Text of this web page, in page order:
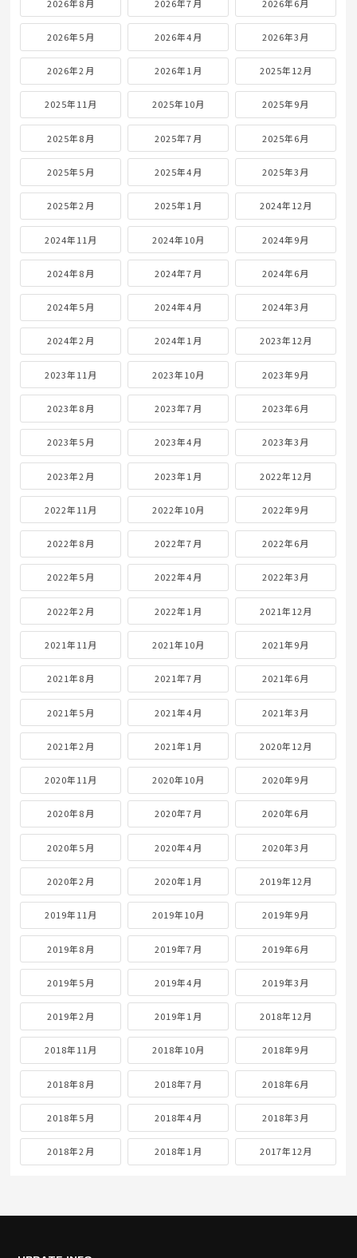
2026年8月 2026年7月 2026年6月
2026年5月 2026年4月 2026年3月
2026年2月 2026年1月 2025年12月
2025年11月 2025年10月 2025年9月
2025年8月 2025年7月 2025年6月
2025年5月 2025年4月 2025年3月
2025年2月 2025年1月 2024年12月
2024年11月 2024年10月 2024年9月
2024年8月 2024年7月 2024年6月
2024年5月 2024年4月 2024年3月
2024年2月 2024年1月 2023年12月
2023年11月 2023年10月 2023年9月
2023年8月 2023年7月 2023年6月
2023年5月 2023年4月 2023年3月
2023年2月 2023年1月 2022年12月
2022年11月 2022年10月 2022年9月
2022年8月 2022年7月 2022年6月
2022年5月 2022年4月 2022年3月
2022年2月 2022年1月 2021年12月
2021年11月 2021年10月 2021年9月
2021年8月 2021年7月 2021年6月
2021年5月 2021年4月 2021年3月
2021年2月 2021年1月 2020年12月
2020年11月 2020年10月 2020年9月
2020年8月 2020年7月 2020年6月
2020年5月 2020年4月 2020年3月
2020年2月 2020年1月 2019年12月
2019年11月 2019年10月 2019年9月
2019年8月 2019年7月 2019年6月
2019年5月 2019年4月 2019年3月
2019年2月 2019年1月 2018年12月
2018年11月 2018年10月 2018年9月
2018年8月 2018年7月 2018年6月
2018年5月 2018年4月 2018年3月
2018年2月 2018年1月 2017年12月